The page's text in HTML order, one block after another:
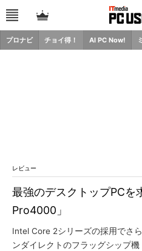
プロナビ チョイ得！ AI PC Now!
レビュー
最強のデスクトップPC
Pro4000」
Intel Core 2シリーズの採用でさ
ンダイレクトのフラッグシップ